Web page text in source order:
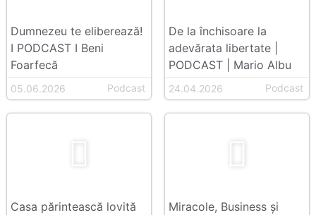
Dumnezeu te eliberează!
I PODCAST I Beni
Foarfecă
05.06.2026 Podcast
De la închisoare la
adevărata libertate |
PODCAST | Mario Albu
24.04.2026 Podcast
Casa părintească lovită
Miracole, Business și